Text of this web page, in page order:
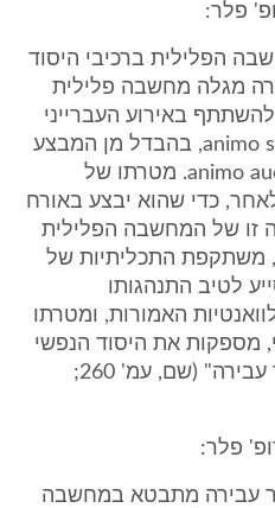
פלר:
הפלילית ברכיבי היסוד
מגלה מחשבה פלילית
באירוע העברייני
כשותף עקיף בו, כלומר animo socii, בהבדל מן המבצע
העיקרי, המשתתף בו animo auctoris. מטרתו של
כדי שהוא יבצע באורח
זו של המחשבה הפלילית
משתקפת התכליתיות של
לטיב התנהגותו
האמורות, ומטרתו
מספקות את היסוד הנפשי
הדרוש להתהוות סיוע לדבר עבירה" (שם, עמ' 260;
פלר:
עבירה מתבטא במחשבה